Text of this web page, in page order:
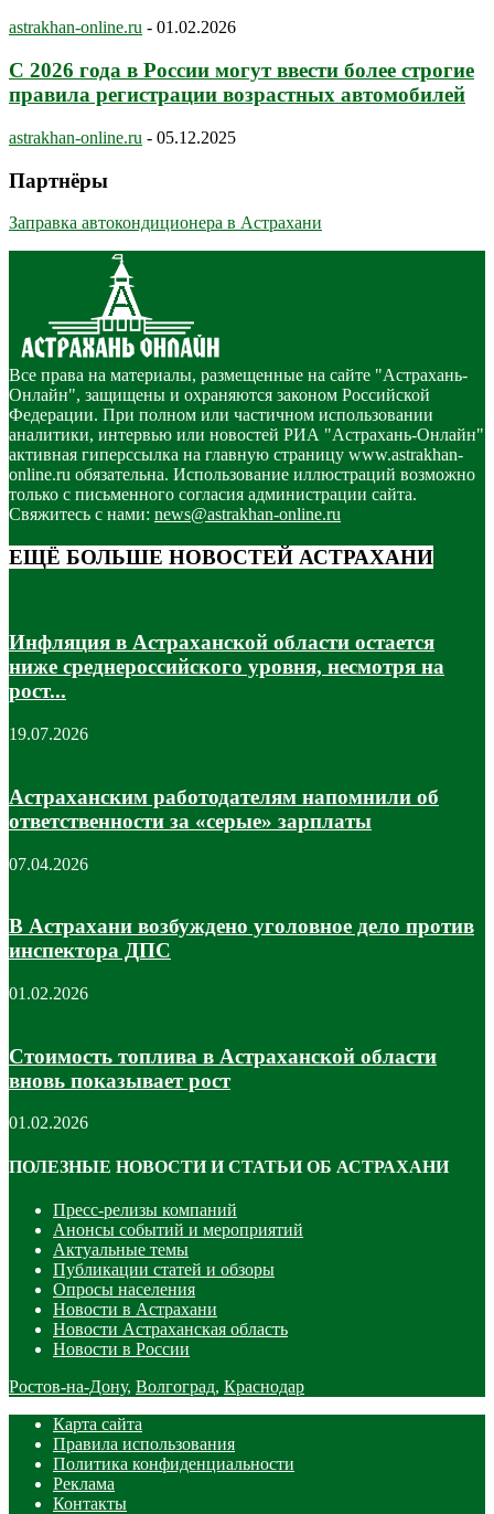
astrakhan-online.ru - 01.02.2026
С 2026 года в России могут ввести более строгие
правила регистрации возрастных автомобилей
astrakhan-online.ru - 05.12.2025
Партнёры
Заправка автокондиционера в Астрахани
Все права на материалы, размещенные на сайте "Астрахань-
Онлайн", защищены и охраняются законом Российской
Федерации. При полном или частичном использовании
аналитики, интервью или новостей РИА "Астрахань-Онлайн"
активная гиперссылка на главную страницу www.astrakhan-
online.ru обязательна. Использование иллюстраций возможно
только с письменного согласия администрации сайта.
Свяжитесь с нами: news@astrakhan-online.ru
ЕЩЁ БОЛЬШЕ НОВОСТЕЙ АСТРАХАНИ
Инфляция в Астраханской области остается
ниже среднероссийского уровня, несмотря на
рост...
19.07.2026
Астраханским работодателям напомнили об
ответственности за «серые» зарплаты
07.04.2026
В Астрахани возбуждено уголовное дело против
инспектора ДПС
01.02.2026
Стоимость топлива в Астраханской области
вновь показывает рост
01.02.2026
ПОЛЕЗНЫЕ НОВОСТИ И СТАТЬИ ОБ АСТРАХАНИ
Пресс-релизы компаний
Анонсы событий и мероприятий
Актуальные темы
Публикации статей и обзоры
Опросы населения
Новости в Астрахани
Новости Астраханская область
Новости в России
Ростов-на-Дону, Волгоград, Краснодар
Карта сайта
Правила использования
Политика конфиденциальности
Реклама
Контакты